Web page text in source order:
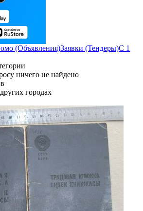
(Объявления)Заявки (Тендеры)С 1
ничего не найдено
городах